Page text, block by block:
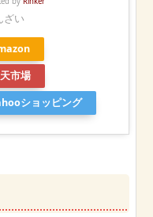
ざい
市場
ショッピング